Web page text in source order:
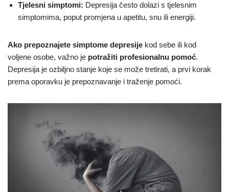
Tjelesni simptomi: Depresija često dolazi s tjelesnim
simptomima, poput promjena u apetitu, snu ili energiji.
Ako prepoznajete simptome depresije kod sebe ili kod
voljene osobe, važno je potražiti profesionalnu pomoć.
Depresija je ozbiljno stanje koje se može tretirati, a prvi korak
prema oporavku je prepoznavanje i traženje pomoći.